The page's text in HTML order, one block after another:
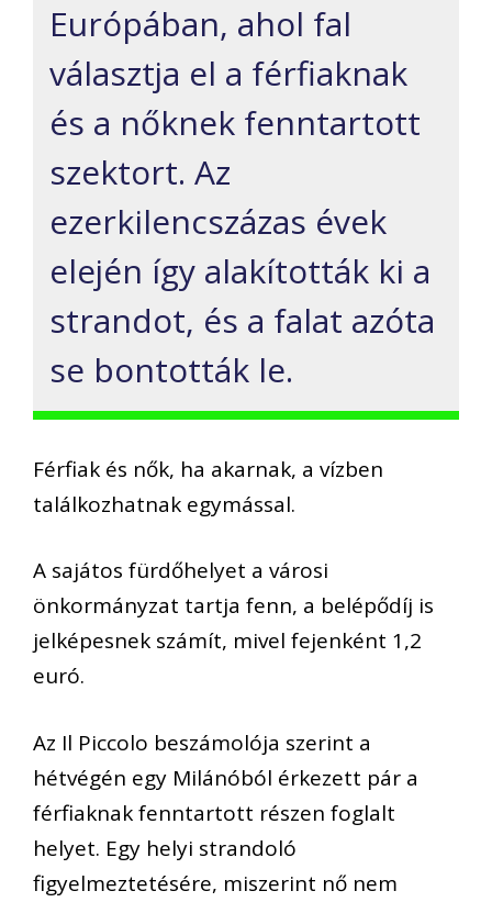
Európában, ahol fal
választja el a férfiaknak
és a nőknek fenntartott
szektort. Az
ezerkilencszázas évek
elején így alakították ki a
strandot, és a falat azóta
se bontották le.
Férfiak és nők, ha akarnak, a vízben
találkozhatnak egymással.
A sajátos fürdőhelyet a városi
önkormányzat tartja fenn, a belépődíj is
jelképesnek számít, mivel fejenként 1,2
euró.
Az Il Piccolo beszámolója szerint a
hétvégén egy Milánóból érkezett pár a
férfiaknak fenntartott részen foglalt
helyet. Egy helyi strandoló
figyelmeztetésére, miszerint nő nem